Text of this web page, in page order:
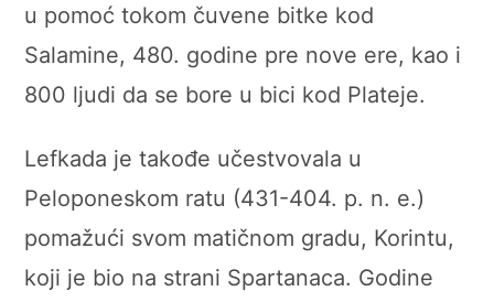
u pomoć tokom čuvene bitke kod
Salamine, 480. godine pre nove ere, kao i
800 ljudi da se bore u bici kod Plateje.
Lefkada je takođe učestvovala u
Peloponeskom ratu (431-404. p. n. e.)
pomažući svom matičnom gradu, Korintu,
koji je bio na strani Spartanaca. Godine